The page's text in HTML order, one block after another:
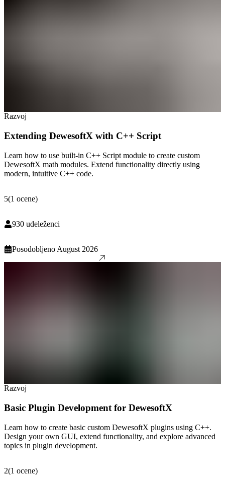
Razvoj
Extending DewesoftX with C++ Script
Learn how to use built-in C++ Script module to create custom
DewesoftX math modules. Extend functionality directly using
modern, intuitive C++ code.
5(1 ocene)
930 udeleženci
Posodobljeno August 2026
Razvoj
Basic Plugin Development for DewesoftX
Learn how to create basic custom DewesoftX plugins using C++.
Design your own GUI, extend functionality, and explore advanced
topics in plugin development.
2(1 ocene)